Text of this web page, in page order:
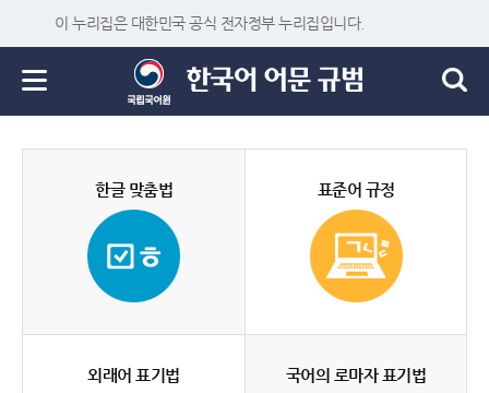
이 누리집은 대한민국 공식 전자정부 누리집입니다.
한글 맞춤법 표준어 규정
외래어 표기법 국어의 로마자 표기법